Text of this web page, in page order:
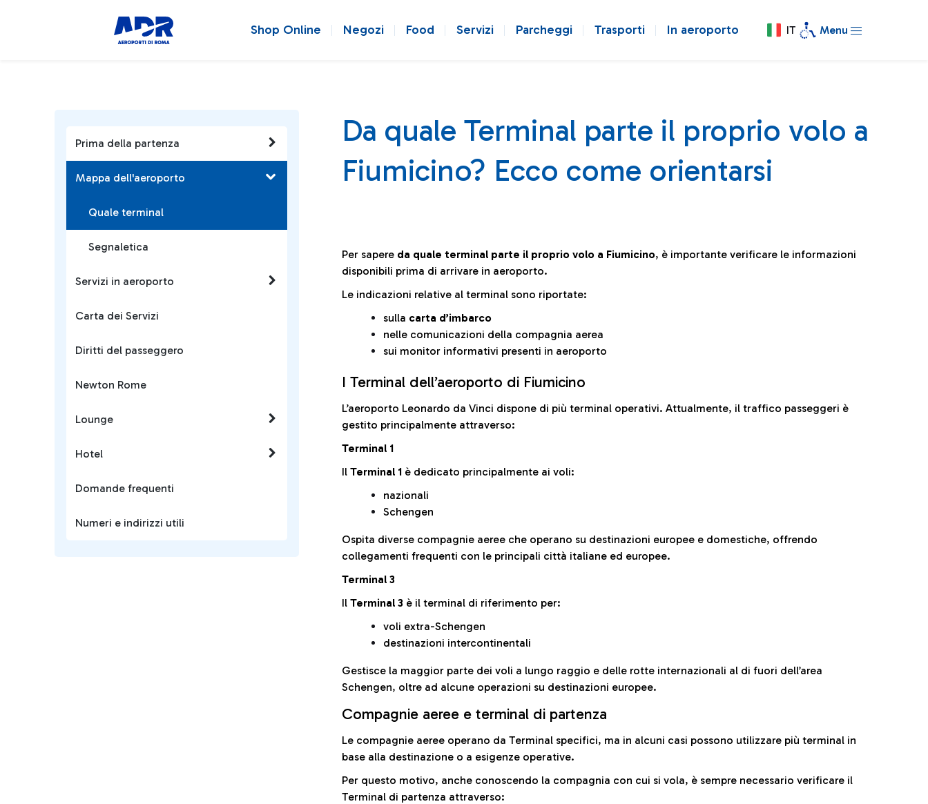
Shop Online Negozi Food Servizi Parcheggi Trasporti In aeroporto IT Menu
Prima della partenza
Mappa dell'aeroporto
Quale terminal
Segnaletica
Servizi in aeroporto
Carta dei Servizi
Diritti del passeggero
Newton Rome
Lounge
Hotel
Domande frequenti
Numeri e indirizzi utili
Da quale Terminal parte il proprio volo a
Fiumicino? Ecco come orientarsi
Per sapere da quale terminal parte il proprio volo a Fiumicino, è importante verificare le informazioni
disponibili prima di arrivare in aeroporto.
Le indicazioni relative al terminal sono riportate:
sulla carta d’imbarco
nelle comunicazioni della compagnia aerea
sui monitor informativi presenti in aeroporto
I Terminal dell’aeroporto di Fiumicino
L’aeroporto Leonardo da Vinci dispone di più terminal operativi. Attualmente, il traffico passeggeri è
gestito principalmente attraverso:
Terminal 1
Il Terminal 1 è dedicato principalmente ai voli:
nazionali
Schengen
Ospita diverse compagnie aeree che operano su destinazioni europee e domestiche, offrendo
collegamenti frequenti con le principali città italiane ed europee.
Terminal 3
Il Terminal 3 è il terminal di riferimento per:
voli extra-Schengen
destinazioni intercontinentali
Gestisce la maggior parte dei voli a lungo raggio e delle rotte internazionali al di fuori dell’area
Schengen, oltre ad alcune operazioni su destinazioni europee.
Compagnie aeree e terminal di partenza
Le compagnie aeree operano da Terminal specifici, ma in alcuni casi possono utilizzare più terminal in
base alla destinazione o a esigenze operative.
Per questo motivo, anche conoscendo la compagnia con cui si vola, è sempre necessario verificare il
Terminal di partenza attraverso: